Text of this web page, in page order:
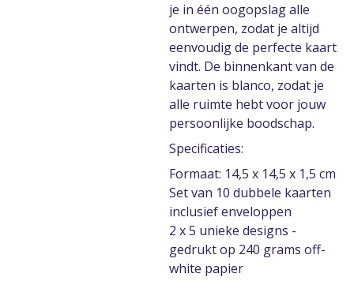
je in één oogopslag alle
ontwerpen, zodat je altijd
eenvoudig de perfecte kaart
vindt. De binnenkant van de
kaarten is blanco, zodat je
alle ruimte hebt voor jouw
persoonlijke boodschap.
Specificaties:
Formaat: 14,5 x 14,5 x 1,5 cm
Set van 10 dubbele kaarten
inclusief enveloppen
2 x 5 unieke designs -
gedrukt op 240 grams off-
white papier